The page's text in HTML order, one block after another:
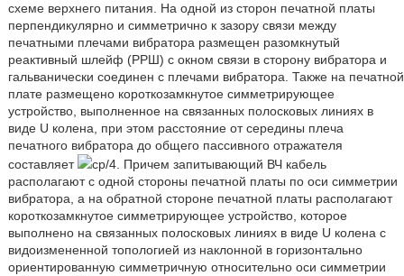
схеме верхнего питания. На одной из сторон печатной платы
перпендикулярно и симметрично к зазору связи между
печатными плечами вибратора размещен разомкнутый
реактивный шлейф (РРШ) с окном связи в сторону вибратора и
гальванически соединен с плечами вибратора. Также на печатной
плате размещено короткозамкнутое симметрирующее
устройство, выполненное на связанных полосковых линиях в
виде U колена, при этом расстояние от середины плеча
печатного вибратора до общего пассивного отражателя
составляет
ср/4. Причем запитывающий ВЧ кабель
располагают с одной стороны печатной платы по оси симметрии
вибратора, а на обратной стороне печатной платы располагают
короткозамкнутое симметрирующее устройство, которое
выполнено на связанных полосковых линиях в виде U колена с
видоизмененной топологией из наклонной в горизонтально
ориентированную симметричную относительно оси симметрии